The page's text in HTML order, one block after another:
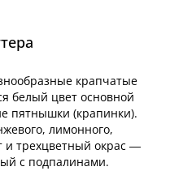
крапчатые
белый цвет основной
пятнышки (крапинки).
лимонного,
и трехцветный окрас —
с подпалинами.